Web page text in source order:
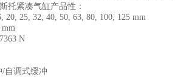
托紧凑气缸产品性：
20, 25, 32, 40, 50, 63, 80, 100, 125 mm
mm
N
/自调式缓冲